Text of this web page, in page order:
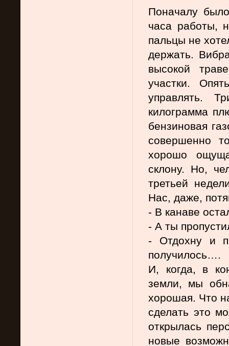
Поначалу
часа работы,
пальцы не
держать.
высокой
участки.
управлять.
килограмма
бензиновая
совершенно
хорошо
склону. Но,
третьей
Нас, даже,
- В канаве
- А ты
- Отдохну и
получилось….
И, когда, в
земли, мы
хорошая. Что
сделать это
открылась
новые